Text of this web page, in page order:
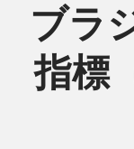
ブラ
指標